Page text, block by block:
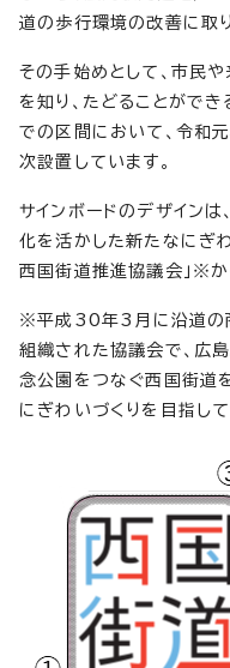
道の歩行環境の改善に取
その手始めとして、市民
を知り、たどることがで
での区間において、令和元
次設置しています。
サインボードのデザイン
化を活かした新たなにぎ
西国街道推進協議会」※か
※平成30年3月に沿道の
組織された協議会で、広
念公園をつなぐ西国街道
にぎわいづくりを目指して